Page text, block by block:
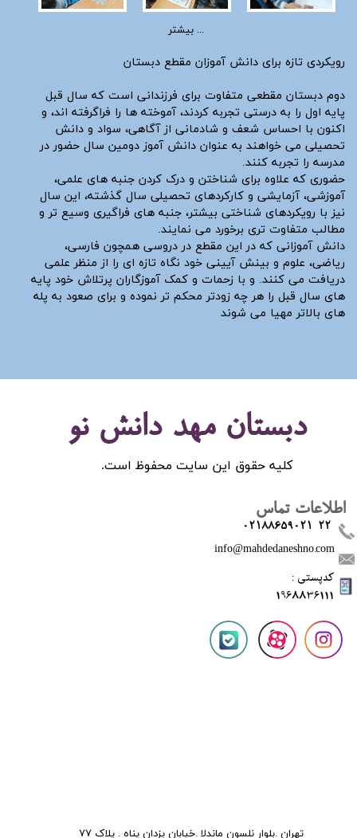
بیشتر ...
رویکردی تازه برای دانش آموزان مقطع دبستان
دوم دبستان مقطعی متفاوت برای فرزندانی است که سال قبل
پایه اول را به درستی تجربه کردند، آموخته ها را فراگرفته اند، و
اکنون با احساس شعف و شادمانی از آگاهی، سواد و دانش
تحصیلی می خواهند به عنوان دانش آموز دومین سال حضور در
مدرسه را تجربه کنند.
حضوری که علاوه برای شناختن و درک کردن جنبه های علمی،
آموزشی، آزمایشی و کارکردهای تحصیلی سال گذشته، این سال
نیز با رویکردهای شناختی بیشتر، جنبه های فراگیری وسیع تر و
مطالب متفاوت تری برخورد می نمایند.
دانش آموزانی که در این مقطع در دروسی همچون فارسی،
ریاضی، علوم و بینش آیینی خود نگاه تازه ای را از منظر علمی
دریافت می کنند. و با زحمات و کمک آموزگاران پرتلاش خود پایه
های سال قبل را هر چه زودتر محکم تر نموده و برای صعود به پله
های بالاتر مهیا می شوند
دبستان مهد دانش نو
اطلاعات تماس
02188659021-22
info@mahdedaneshno.com
​کدپستی :
1968836111
کلیه حقوق این سایت محفوظ است.
تهران .بلوار نلسون ماندلا .خیابان یزدان پناه . پلاک 77